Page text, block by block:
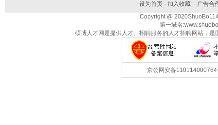
设为首页- 加入收藏- 广告合
Copyright @
第一域名
硕博人才网是提供人才、招聘服务的人才招聘网站，
京公网安备